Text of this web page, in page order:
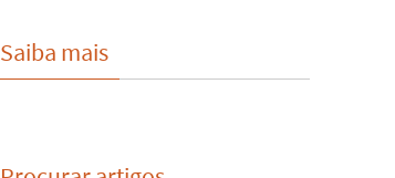
Saiba mais